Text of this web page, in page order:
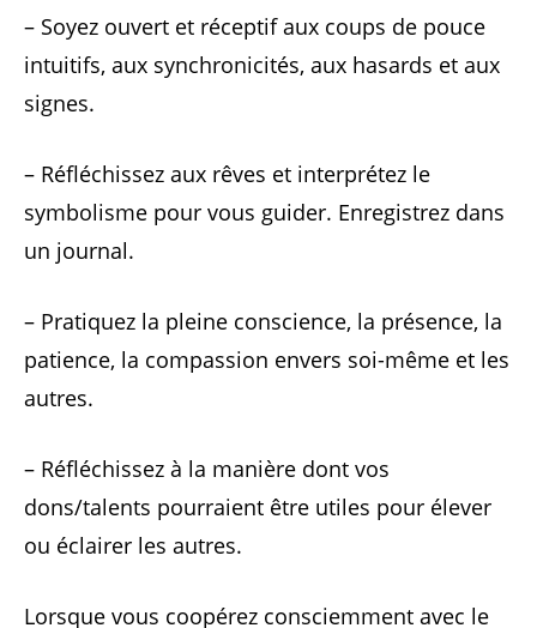
– Soyez ouvert et réceptif aux coups de pouce
intuitifs, aux synchronicités, aux hasards et aux
signes.
– Réfléchissez aux rêves et interprétez le
symbolisme pour vous guider. Enregistrez dans
un journal.
– Pratiquez la pleine conscience, la présence, la
patience, la compassion envers soi-même et les
autres.
– Réfléchissez à la manière dont vos
dons/talents pourraient être utiles pour élever
ou éclairer les autres.
Lorsque vous coopérez consciemment avec le